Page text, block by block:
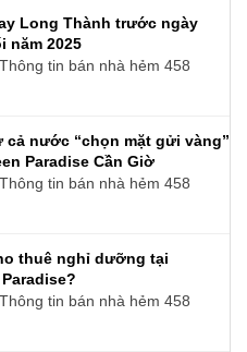
Long Thành trước ngày
năm 2025
tin bán nhà hẻm 458
cả nước “chọn mặt gửi vàng”
Paradise Cần Giờ
tin bán nhà hẻm 458
thuê nghỉ dưỡng tại
tin bán nhà hẻm 458